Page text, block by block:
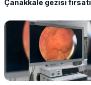
Çanakkale gezisi fırsatı